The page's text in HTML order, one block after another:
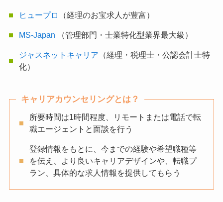
ヒュープロ （経理のお宝求人が豊富）
MS-Japan （管理部門・士業特化型業界最大級）
ジャスネットキャリア （経理・税理士・公認会計士特
化）
キャリアカウンセリングとは？
所要時間は1時間程度、リモートまたは電話で転
職エージェントと面談を行う
登録情報をもとに、今までの経験や希望職種等
を伝え、より良いキャリアデザインや、転職プ
ラン、具体的な求人情報を提供してもらう